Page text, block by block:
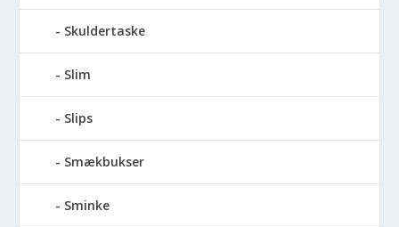
Skuldertaske
Slim
Slips
Smækbukser
Sminke